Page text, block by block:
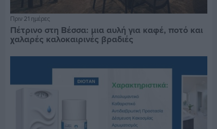
Πριν 21 ημέρες
Πέτρινο στη Βέσσα: μια αυλή για καφέ, ποτό και
χαλαρές καλοκαιρινές βραδιές